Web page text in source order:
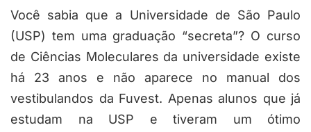
Você sabia que a Universidade de São Paulo
(USP) tem uma graduação “secreta”? O curso
de Ciências Moleculares da universidade existe
há 23 anos e não aparece no manual dos
vestibulandos da Fuvest. Apenas alunos que já
estudam na USP e tiveram um ótimo